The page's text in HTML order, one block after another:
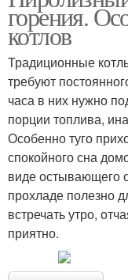
горения.
котлов
Традиционные
требуют
часа в них нужно
порции топлива,
Особенно туго
спокойного сна
виде остывающего
прохладе полезно
встречать утро,
приятно.